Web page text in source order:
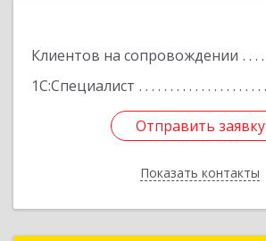
Клиентов на сопровождении
1С:Специалист
Отправить заявку
Показать контакты
Отправить заявку
Назад